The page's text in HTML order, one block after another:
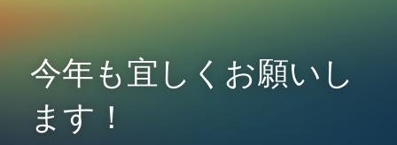
アクセス
お問い合わせ
今年も宜しくお願いし
ます！